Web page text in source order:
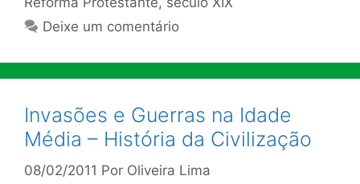
Deixe um comentário
Invasões e Guerras na Idade
Média – História da Civilização
08/02/2011 Por Oliveira Lima